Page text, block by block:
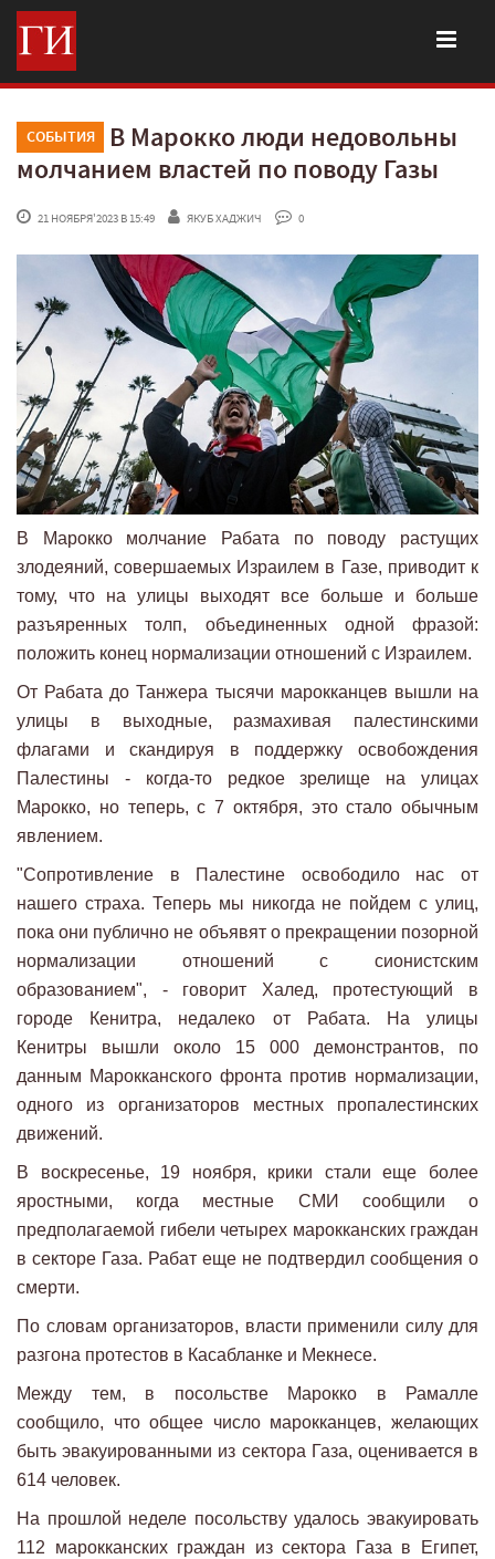
СОБЫТИЯ
В Марокко люди недовольны
молчанием властей по поводу Газы
21 НОЯБРЯ'2023 В 15:49 ЯКУБ ХАДЖИЧ 0
В Марокко молчание Рабата по поводу растущих
злодеяний, совершаемых Израилем в Газе, приводит к
тому, что на улицы выходят все больше и больше
разъяренных толп, объединенных одной фразой:
положить конец нормализации отношений с Израилем.
От Рабата до Танжера тысячи марокканцев вышли на
улицы в выходные, размахивая палестинскими
флагами и скандируя в поддержку освобождения
Палестины - когда-то редкое зрелище на улицах
Марокко, но теперь, с 7 октября, это стало обычным
явлением.
"Сопротивление в Палестине освободило нас от
нашего страха. Теперь мы никогда не пойдем с улиц,
пока они публично не объявят о прекращении позорной
нормализации отношений с сионистским
образованием", - говорит Халед, протестующий в
городе Кенитра, недалеко от Рабата. На улицы
Кенитры вышли около 15 000 демонстрантов, по
данным Марокканского фронта против нормализации,
одного из организаторов местных пропалестинских
движений.
В воскресенье, 19 ноября, крики стали еще более
яростными, когда местные СМИ сообщили о
предполагаемой гибели четырех марокканских граждан
в секторе Газа. Рабат еще не подтвердил сообщения о
смерти.
По словам организаторов, власти применили силу для
разгона протестов в Касабланке и Мекнесе.
Между тем, в посольстве Марокко в Рамалле
сообщило, что общее число марокканцев, желающих
быть эвакуированными из сектора Газа, оценивается в
614 человек.
На прошлой неделе посольству удалось эвакуировать
112 марокканских граждан из сектора Газа в Египет,